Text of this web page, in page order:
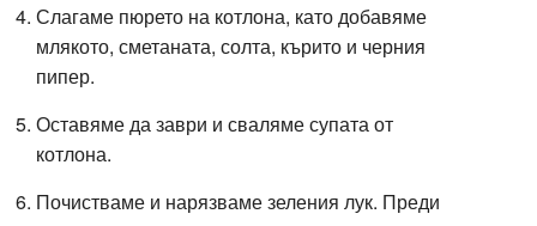
Слагаме пюрето на котлона, като добавяме
млякото, сметаната, солта, кърито и черния
пипер.
Оставяме да заври и сваляме супата от
котлона.
Почистваме и нарязваме зеления лук. Преди